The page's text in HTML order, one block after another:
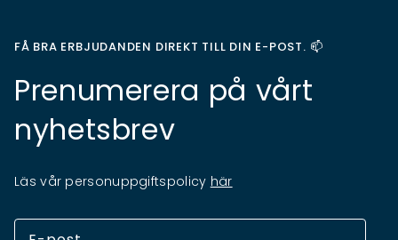
FÅ BRA ERBJUDANDEN DIREKT TILL DIN E-POST. 📫
Prenumerera på vårt
nyhetsbrev
Läs vår personuppgiftspolicy här